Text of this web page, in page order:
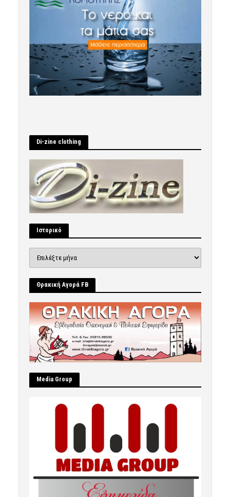
Di-zine clothing
Ιστορικό
Θρακική Αγορά FB
Μedia Group